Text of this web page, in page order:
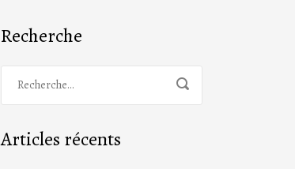
Recherche
Articles récents